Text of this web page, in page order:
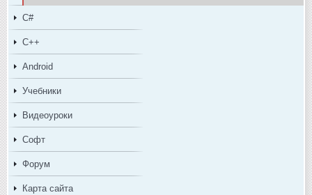
C#
C++
Android
Учебники
Видеоуроки
Софт
Форум
Карта сайта